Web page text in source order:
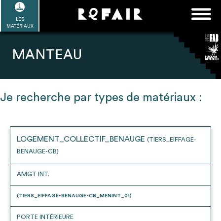
Passer
contenu
LES
MATÉRIAUX
EN SAVOIR PLUS
FAQ
Rechercher :
Refair mode d'emploi
1
Une fois connnecté, Télécharger les
MANTEAU
Je recherche par types de matériaux :
LOGEMENT_COLLECTIF_BENAUGE (TIERS_EIFFAGE-
BENAUGE-CB)
AMGT INT.
(TIERS_EIFFAGE-BENAUGE-CB_MENINT_01)
PORTE INTÉRIEURE